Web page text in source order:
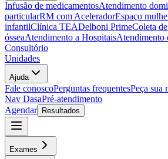
Infusão de medicamentosAtendimento
particularRM com AceleradorEspaço
infantilClínica TEADelboni PrimeColeta
ósseaAtendimento a HospitaisAtendimento
Consultório
Unidades
Ajuda
Fale conoscoPerguntas frequentesPeça sua
Nav DasaPré-atendimento
Agendar
Resultados
Exames